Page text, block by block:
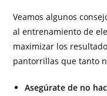
Veamos algunos
al entrenamiento de
maximizar los
pantorrillas que tanto
Asegúrate de no